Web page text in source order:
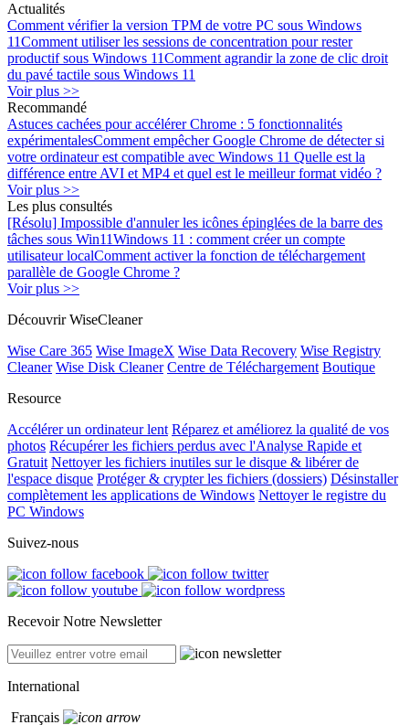
Actualités
Comment vérifier la version TPM de votre PC sous Windows
11Comment utiliser les sessions de concentration pour rester
productif sous Windows 11Comment agrandir la zone de clic droit
du pavé tactile sous Windows 11
Voir plus >>
Recommandé
Astuces cachées pour accélérer Chrome : 5 fonctionnalités
expérimentalesComment empêcher Google Chrome de détecter si
votre ordinateur est compatible avec Windows 11 Quelle est la
différence entre AVI et MP4 et quel est le meilleur format vidéo ?
Voir plus >>
Les plus consultés
[Résolu] Impossible d'annuler les icônes épinglées de la barre des
tâches sous Win11Windows 11 : comment créer un compte
utilisateur localComment activer la fonction de téléchargement
parallèle de Google Chrome ?
Voir plus >>
Découvrir WiseCleaner
Wise Care 365 Wise ImageX Wise Data Recovery Wise Registry
Cleaner Wise Disk Cleaner Centre de Téléchargement Boutique
Resource
Accélérer un ordinateur lent Réparez et améliorez la qualité de vos
photos Récupérer les fichiers perdus avec l'Analyse Rapide et
Gratuit Nettoyer les fichiers inutiles sur le disque & libérer de
l'espace disque Protéger & crypter les fichiers (dossiers) Désinstaller
complètement les applications de Windows Nettoyer le registre du
PC Windows
Suivez-nous
Recevoir Notre Newsletter
International
Français